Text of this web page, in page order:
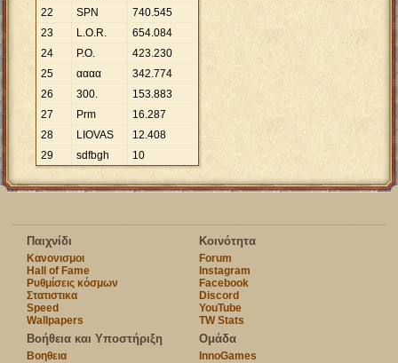
22
SPN 740.545
23
L.O.R. 654.084
24
P.O. 423.230
25
αααα 342.774
26
300. 153.883
27
Prm 16.287
28
LIOVAS 12.408
29
sdfbgh 10
Παιχνίδι
Κανονισμοι
Hall of Fame
Ρυθμίσεις κόσμων
Στατιστικα
Speed
Wallpapers
Κοινότητα
Forum
Instagram
Facebook
Discord
YouTube
TW Stats
Βοήθεια και Υποστήριξη
Βοηθεια
Ομάδα
InnoGames